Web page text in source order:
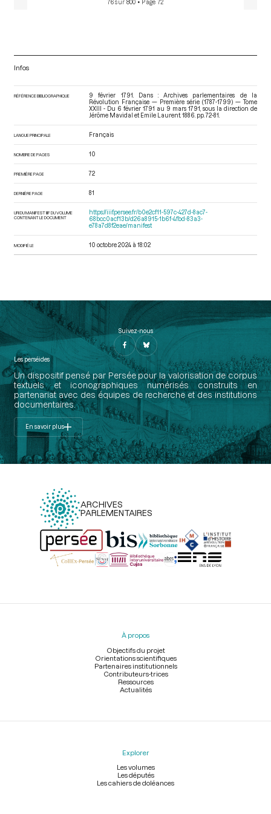
76 sur 800 • Page 72
Infos
RÉFÉRENCE BIBLIOGRAPHIQUE
9 février 1791. Dans : Archives parlementaires de la
Révolution Française — Première série (1787-1799) — Tome
XXIII - Du 6 février 1791 au 9 mars 1791 , sous la direction de
Jérôme Mavidal et Emile Laurent. 1886. pp. 72-81.
LANGUE PRINCIPALE Français
NOMBRE DE PAGES 10
PREMIÈRE PAGE 72
DERNIÈRE PAGE 81
URI DU MANIFEST IIIF DU VOLUME
CONTENANT LE DOCUMENT
https://iiif.persee.fr/b0e2cf11-597c-427d-8ac7-
68bcc0acf13b/d26a8915-1b6f-4fbd-83a3-
e78a7d8f2eae/manifest
MODIFIÉ LE 10 octobre 2024 à 18:02
Suivez-nous
Les perséides
Un dispositif pensé par Persée pour la valorisation de corpus
textuels et iconographiques numérisés construits en
partenariat avec des équipes de recherche et des institutions
documentaires.
En savoir plus
ARCHIVES
PARLEMENTAIRES
Menu
À propos
Objectifs du projet
Orientations scientifiques
Partenaires institutionnels
Contributeurs-trices
Ressources
Actualités
Explorer
Les volumes
Les députés
Les cahiers de doléances